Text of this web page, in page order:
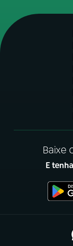
Baixe
E